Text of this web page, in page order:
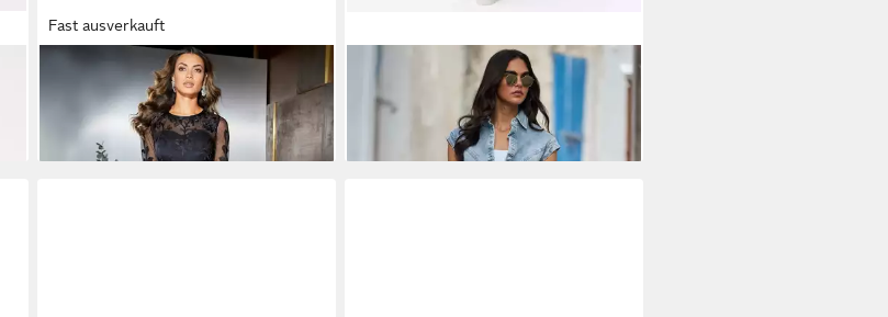
Fast ausverkauft
Etuikleid Abendkleid Langarm
239,00 €
Etuikleid Jeans-Kleid Kurzarm
59,99 €